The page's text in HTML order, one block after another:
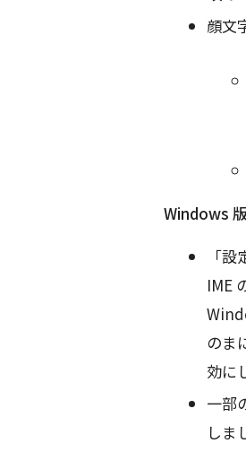
顔文
Windows
「
IME
のま
効に
一部
しま